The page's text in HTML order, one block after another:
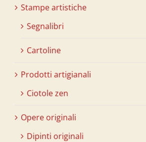
Stampe artistiche
Segnalibri
Cartoline
Prodotti artigianali
Ciotole zen
Opere originali
Dipinti originali